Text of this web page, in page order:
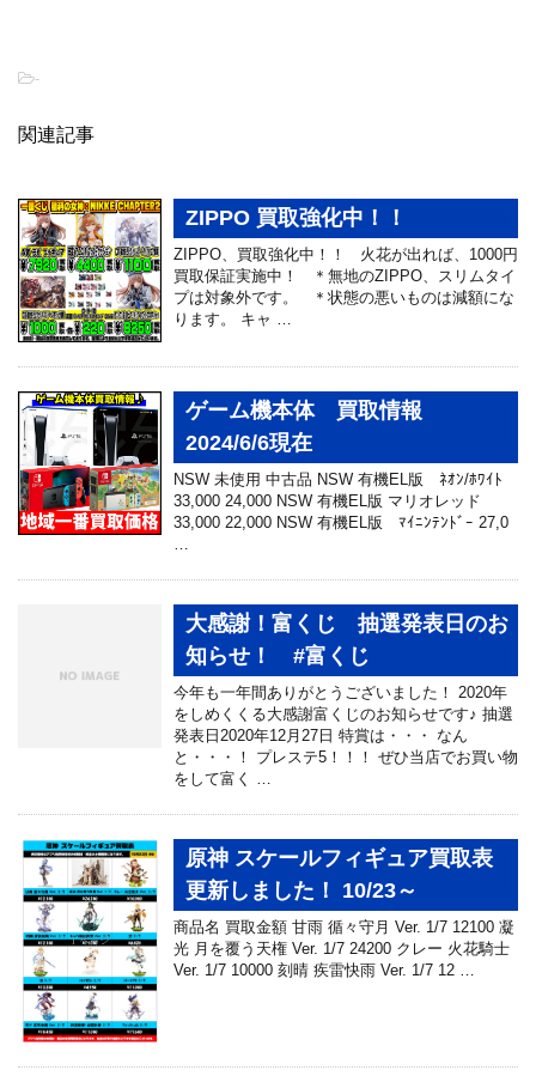
-
関連記事
ZIPPO 買取強化中！！
ZIPPO、買取強化中！！ 火花が出れば、1000円
買取保証実施中！ ＊無地のZIPPO、スリムタイ
プは対象外です。 ＊状態の悪いものは減額にな
ります。 キャ …
ゲーム機本体 買取情報
2024/6/6現在
NSW 未使用 中古品 NSW 有機EL版 ﾈｵﾝ/ﾎﾜｲﾄ
33,000 24,000 NSW 有機EL版 マリオレッド
33,000 22,000 NSW 有機EL版 ﾏｲﾆﾝﾃﾝﾄﾞｰ 27,0
…
大感謝！富くじ 抽選発表日のお
知らせ！ #富くじ
今年も一年間ありがとうございました！ 2020年
をしめくくる大感謝富くじのお知らせです♪ 抽選
発表日2020年12月27日 特賞は・・・ なん
と・・・！ プレステ5！！！ ぜひ当店でお買い物
をして富く …
原神 スケールフィギュア買取表
更新しました！ 10/23～
商品名 買取金額 甘雨 循々守月 Ver. 1/7 12100 凝
光 月を覆う天権 Ver. 1/7 24200 クレー 火花騎士
Ver. 1/7 10000 刻晴 疾雷快雨 Ver. 1/7 12 …